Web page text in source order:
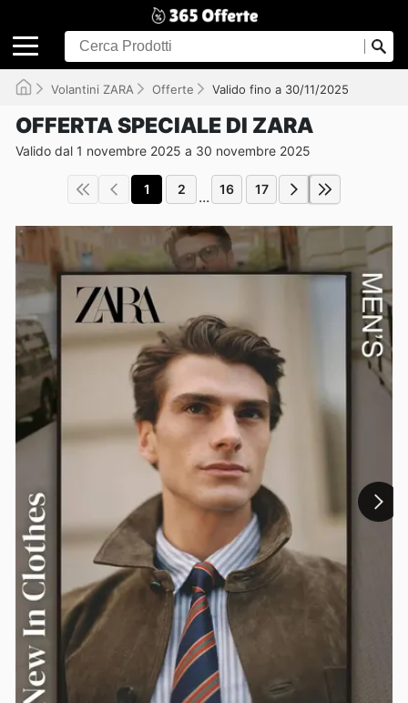
Volantini ZARA Offerte Valido fino a 30/11/2025
OFFERTA SPECIALE DI ZARA
Valido dal 1 novembre 2025 a 30 novembre 2025
1 2 ... 16 17